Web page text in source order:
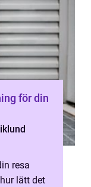
för din
resa
lätt det